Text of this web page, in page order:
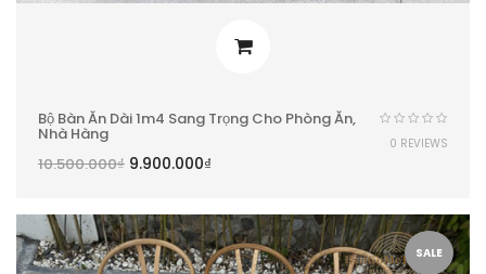
Bộ Bàn Ăn Dài 1m4 Sang Trọng Cho Phòng Ăn,
Nhà Hàng
10.500.000₫ 9.900.000₫
0 REVIEWS
SALE